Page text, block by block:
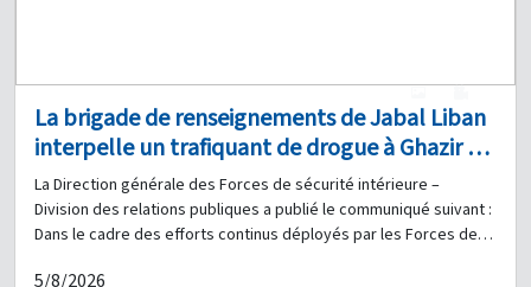
La brigade de renseignements de Jabal Liban
interpelle un trafiquant de drogue à Ghazir et
saisit une quantité de stupéfiants en sa
possession
La Direction générale des Forces de sécurité intérieure –
Division des relations publiques a publié le communiqué suivant :
Dans le cadre des efforts continus déployés par les Forces de
5/8/2026